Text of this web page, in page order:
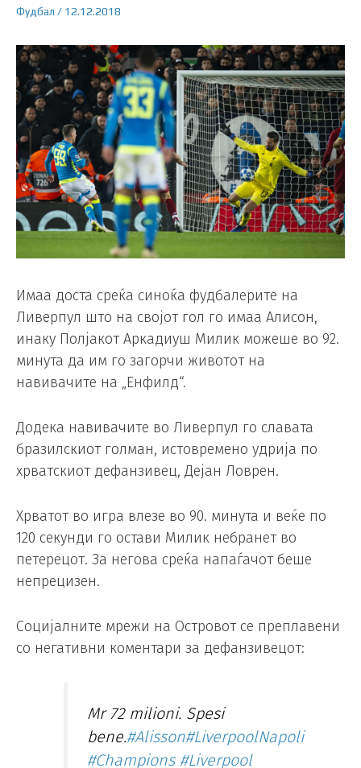
Фудбал / 12.12.2018
Имаа доста среќа синоќа фудбалерите на
Ливерпул што на својот гол го имаа Алисон,
инаку Полјакот Аркадиуш Милик можеше во 92.
минута да им го загорчи животот на
навивачите на „Енфилд“.
Додека навивачите во Ливерпул го славата
бразилскиот голман, истовремено удрија по
хрватскиот дефанзивец, Дејан Ловрен.
Хрватот во игра влезе во 90. минута и веќе по
120 секунди го остави Милик небранет во
петерецот. За негова среќа напаѓачот беше
непрецизен.
Социјалните мрежи на Островот се преплавени
со негативни коментари за дефанзивецот:
Mr 72 milioni. Spesi
bene.#Alisson#LiverpoolNapoli
#Champions #Liverpool